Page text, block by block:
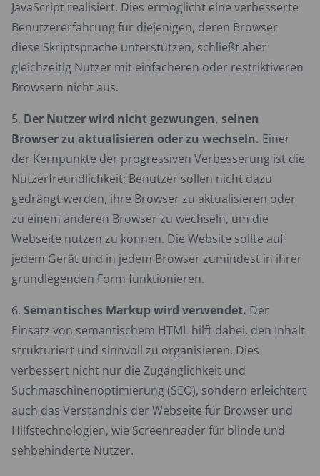
JavaScript realisiert. Dies ermöglicht eine verbesserte
Benutzererfahrung für diejenigen, deren Browser
diese Skriptsprache unterstützen, schließt aber
gleichzeitig Nutzer mit einfacheren oder restriktiveren
Browsern nicht aus.
Der Nutzer wird nicht gezwungen, seinen
Browser zu aktualisieren oder zu wechseln. Einer
der Kernpunkte der progressiven Verbesserung ist die
Nutzerfreundlichkeit: Benutzer sollen nicht dazu
gedrängt werden, ihre Browser zu aktualisieren oder
zu einem anderen Browser zu wechseln, um die
Webseite nutzen zu können. Die Website sollte auf
jedem Gerät und in jedem Browser zumindest in ihrer
grundlegenden Form funktionieren.
Semantisches Markup wird verwendet. Der
Einsatz von semantischem HTML hilft dabei, den Inhalt
strukturiert und sinnvoll zu organisieren. Dies
verbessert nicht nur die Zugänglichkeit und
Suchmaschinenoptimierung (SEO), sondern erleichtert
auch das Verständnis der Webseite für Browser und
Hilfstechnologien, wie Screenreader für blinde und
sehbehinderte Nutzer.